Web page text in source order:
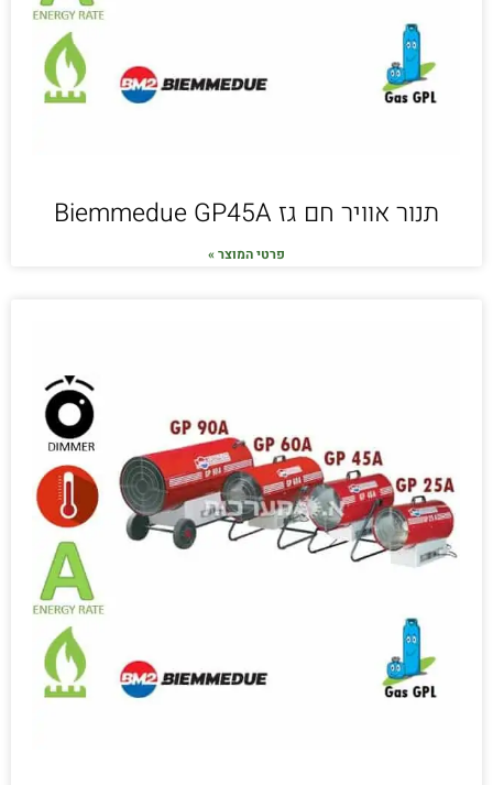
תנור אוויר חם גז Biemmedue GP45A
פרטי המוצר »